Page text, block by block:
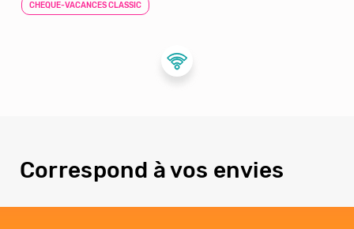
CHEQUE-VACANCES CLASSIC
Correspond à vos envies